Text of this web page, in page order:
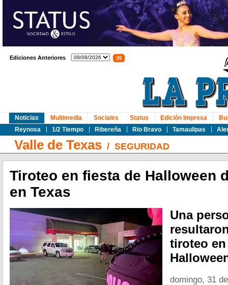
Ediciones Anteriores
Noticias
Reynosa
1/2 Tiempo Ribereña Rio Bravo Tamaulipas
Multimedia Sociales Status Edición Impresa
Valle de Texas / SEGURIDAD
Tiroteo en fiesta de Halloween
en Texas
Una
tiroteo
domingo, 31